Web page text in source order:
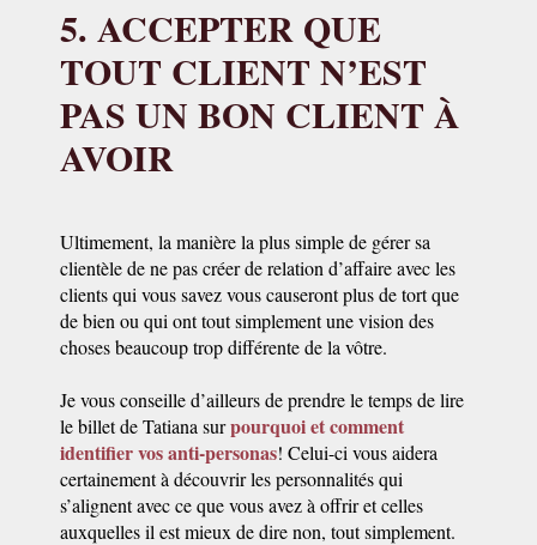
5. ACCEPTER QUE
TOUT CLIENT N’EST
PAS UN BON CLIENT À
AVOIR
Ultimement, la manière la plus simple de gérer sa
clientèle de ne pas créer de relation d’affaire avec les
clients qui vous savez vous causeront plus de tort que
de bien ou qui ont tout simplement une vision des
choses beaucoup trop différente de la vôtre.
Je vous conseille d’ailleurs de prendre le temps de lire
le billet de Tatiana surpourquoi et comment
identifier vos anti-personas! Celui-ci vous aidera
certainement à découvrir les personnalités qui
s’alignent avec ce que vous avez à offrir et celles
auxquelles il est mieux de dire non, tout simplement.